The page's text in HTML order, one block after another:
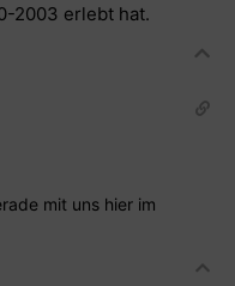
2003 erlebt hat.
mit uns hier im